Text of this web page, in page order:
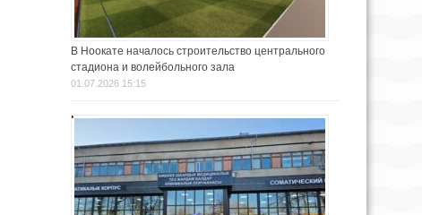
В Ноокате началось строительство центрального
стадиона и волейбольного зала
01.07.2026 15:15